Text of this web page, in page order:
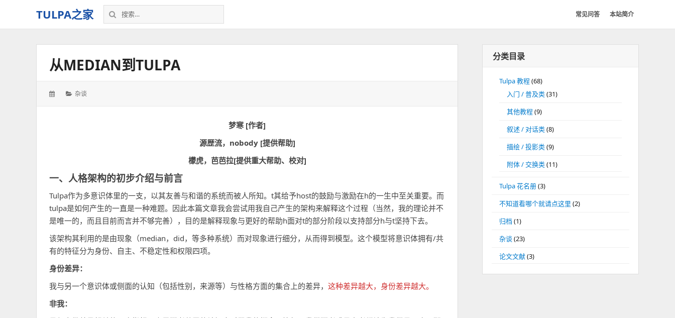
TULPA之家
关
搜
索：
常见问答 本站简介
从MEDIAN到TULPA
分
杂谈
梦寒 [作者]
源歴流，nobody [提供帮助]
檬虎，芭芭拉[提供重大帮助、校对]
一、人格架构的初步介绍与前言
Tulpa作为多意识体里的一支，以其友善与和谐的系统而被人所知。t其给予host的鼓励与激励在h的一生中至关重要。而
tulpa是如何产生的一直是一种难题。因此本篇文章我会尝试用我自己产生的架构来解释这个过程（当然，我的理论并不
是唯一的，而且目前而言并不够完善），目的是解释现象与更好的帮助h面对t的部分阶段以支持部分h与t坚持下去。
该架构其利用的是由现象（median，did，等多种系统）而对现象进行细分，从而得到模型。这个模型将意识体拥有/共
有的特征分为身份、自主、不稳定性和权限四项。
身份差异：
我与另一个意识体或侧面的认知（包括性别，来源等）与性格方面的集合上的差异， 这种差异越大，身份差异越大。
非我：
分类目录
Tulpa 教程(68)
入门 / 普及类(31)
其他教程(9)
叙述 / 对话类(8)
描绘 / 投影类(9)
附体 / 交换类(11)
Tulpa 花名册(3)
不知道看哪个就请点这里 (2)
归档 (1)
杂谈(23)
论文文献(3)